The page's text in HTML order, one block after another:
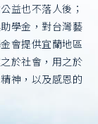
益也不落人後；
學金，對台灣藝
會提供宜蘭地區
於社會，用之於
神，以及感恩的